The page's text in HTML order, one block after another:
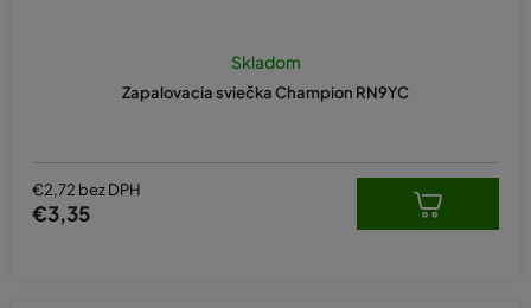
Zapalovacia sviečka Champion RN9YC
Skladom
€2,72 bez DPH
€3,35